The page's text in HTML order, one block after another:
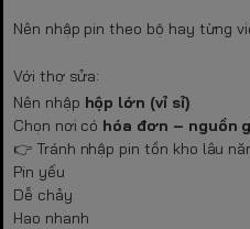
Nên nhập pin theo bộ hay từng
Với thợ sửa:
Nên nhập hộp lớn (vỉ sỉ)
Chọn nơi có hóa đơn – nguồn
👉 Tránh nhập pin tồn kho lâu
Pin yếu
Dễ chảy
Hao nhanh